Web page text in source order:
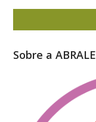
Sobre a ABRALE